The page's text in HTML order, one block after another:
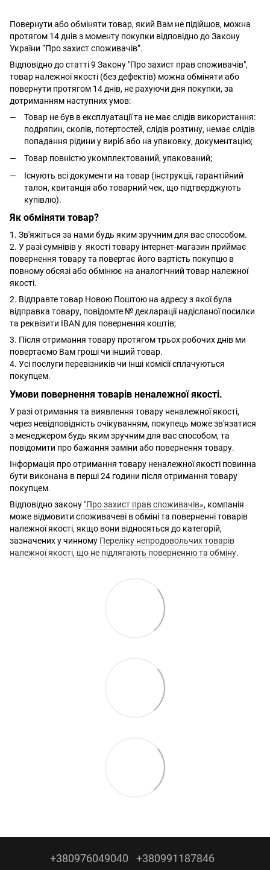
Повернути або обміняти товар, який Вам не підійшов, можна
протягом 14 днів з моменту покупки відповідно до Закону
України “Про захист споживачів”.
Відповідно до статті 9 Закону "Про захист прав споживачів",
товар належної якості (без дефектів) можна обміняти або
повернути протягом 14 днів, не рахуючи дня покупки, за
дотриманням наступних умов:
Товар не був в експлуатації та не має слідів використання:
подряпин, сколів, потертостей, слідів розтину, немає слідів
попадання рідини у виріб або на упаковку, документацію;
Товар повністю укомплектований, упакований;
Існують всі документи на товар (інструкції, гарантійний
талон, квитанція або товарний чек, що підтверджують
купівлю).
Як обміняти товар?
1. Зв'яжіться за нами будь яким зручним для вас способом.
2. У разі сумнівів у якості товару інтернет-магазин приймає
повернення товару та повертає його вартість покупцю в
повному обсязі або обмінює на аналогічний товар належної
якості.
2. Відправте товар Новою Поштою на адресу з якої була
відправка товару, повідомте № декларації надісланої посилки
та реквізити IBAN для повернення коштів;
3. Після отримання товару протягом трьох робочих днів ми
повертаємо Вам гроші чи інший товар.
4. Усі послуги перевізників чи інші комісії сплачуються
покупцем.
Умови повернення товарів неналежної якості.
У разі отримання та виявлення товару неналежної якості,
через невідповідність очікуванням, покупець може зв'язатися
з менеджером будь яким зручним для вас способом, та
повідомити про бажання заміни або повернення товару.
Інформація про отримання товару неналежної якості повинна
бути виконана в перші 24 години після отримання товару
покупцем.
Відповідно закону "Про захист прав споживачів», компанія
може відмовити споживачеві в обміні та поверненні товарів
належної якості, якщо вони відносяться до категорій,
зазначених у чинному Переліку непродовольчих товарів
належної якості, що не підлягають поверненню та обміну.
+380976049040 +380991187846